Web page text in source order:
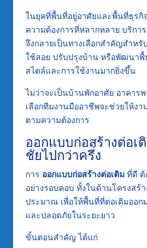
ในยุคที่พื้นที่อยู่อาศัยและพื้นที่ธุรกิ
ความต้องการที่หลากหลาย บริการ
จึงกลายเป็นทางเลือกสำคัญสำหรั
ใช้สอย ปรับปรุงบ้าน หรือพัฒนาพื้
สไตล์และการใช้งานมากยิ่งขึ้น
ไม่ว่าจะเป็นบ้านพักอาศัย อาคาร
เลือกทีมงานมืออาชีพจะช่วยให้ง
ตามความต้องการ
ออกแบบก่อสร้างต่อเ
ชัยไปกว่าครึ่ง
การ ออกแบบก่อสร้างต่อเติมที่ดี ต้
อย่างรอบคอบ ทั้งในด้านโครงสร้
ประมาณ เพื่อให้พื้นที่ที่ต่อเติมออก
และปลอดภัยในระยะยาว
ขั้นตอนสำคัญ ได้แก่